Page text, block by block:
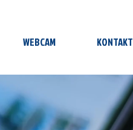
WEBCAM KONTAKT